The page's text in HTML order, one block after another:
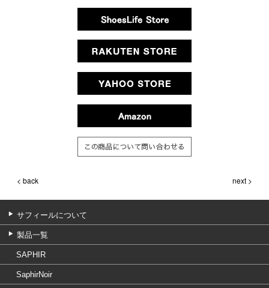
< back next >
サフィールについて
製品一覧
SAPHIR
SaphirNoir